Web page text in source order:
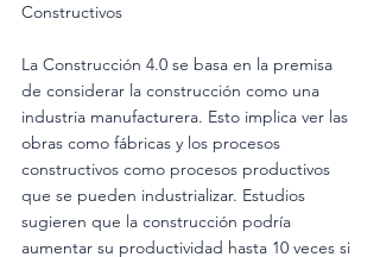
Constructivos
La Construcción 4.0 se basa en la premisa
de considerar la construcción como una
industria manufacturera. Esto implica ver las
obras como fábricas y los procesos
constructivos como procesos productivos
que se pueden industrializar. Estudios
sugieren que la construcción podría
aumentar su productividad hasta 10 veces si